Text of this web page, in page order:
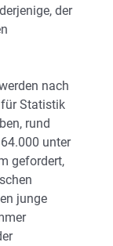
der
nach
Statistik
rund
unter
gefordert,
junge